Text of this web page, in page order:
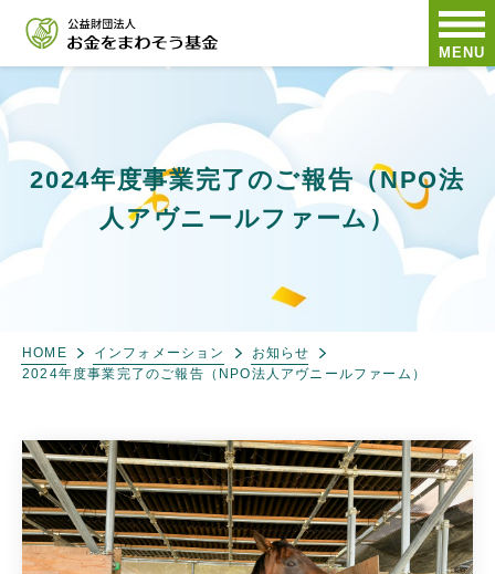
MENU
2024年度事業完了のご報告（NPO法
人アヴニールファーム）
HOME インフォメーション
お知らせ
2024年度事業完了のご報告（NPO法人アヴニールファーム）